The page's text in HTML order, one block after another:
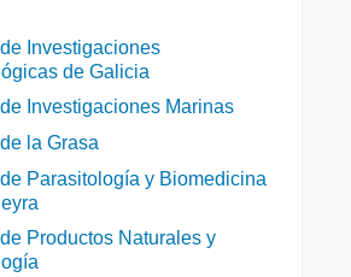
de Investigaciones
de Galicia
de Investigaciones Marinas
la Grasa
de Parasitología y Biomedicina
de Productos Naturales y